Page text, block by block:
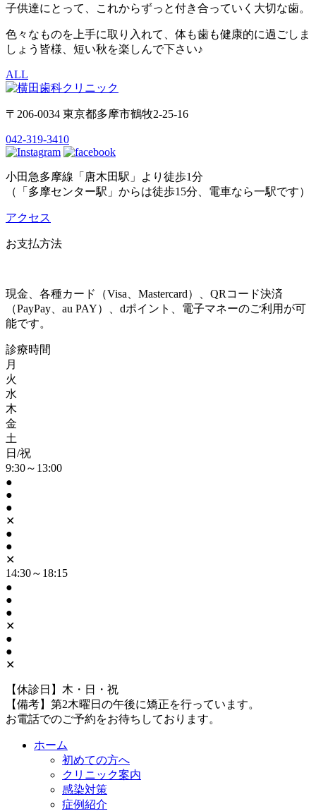
子供達にとって、これからずっと付き合っていく大切な歯。
色々なものを上手に取り入れて、体も歯も健康的に過ごしま
しょう皆様、短い秋を楽しんで下さい♪
ALL
〒206-0034 東京都多摩市鶴牧2-25-16
042-319-3410
小田急多摩線「唐木田駅」より徒歩1分
（「多摩センター駅」からは徒歩15分、電車なら一駅です）
アクセス
お支払方法
現金、各種カード（Visa、Mastercard）、QRコード決済
（PayPay、au PAY）、dポイント、電子マネーのご利用が可
能です。
診療時間
月
火
水
木
金
土
日/祝
9:30～13:00
●
●
●
✕
●
●
✕
14:30～18:15
●
●
●
✕
●
●
✕
【休診日】木・日・祝
【備考】第2木曜日の午後に矯正を行っています。
お電話でのご予約をお待ちしております。
ホーム
初めての方へ
クリニック案内
感染対策
症例紹介